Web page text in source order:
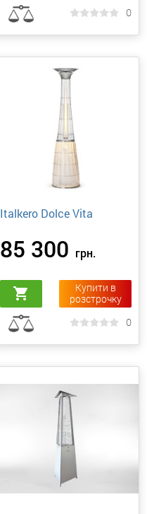
0
Italkero Dolce Vita
85 300 грн.
shopping_cart
Купити в
розстрочку
0